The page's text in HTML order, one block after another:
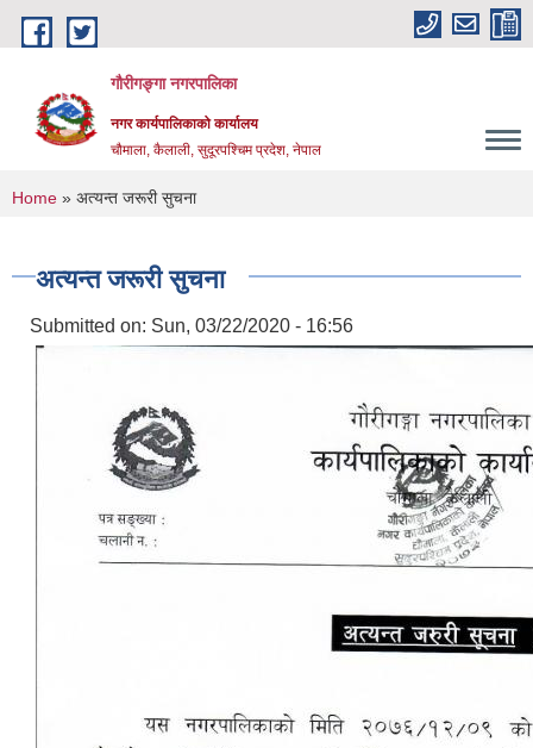
Skip to main content
गौरीगङ्गा नगरपालिका
नगर कार्यपालिकाको कार्यालय
चौमाला, कैलाली, सुदूरपश्चिम प्रदेश, नेपाल
You are here
Home » अत्यन्त जरूरी सुचना
अत्यन्त जरूरी सुचना
Submitted on: Sun, 03/22/2020 - 16:56